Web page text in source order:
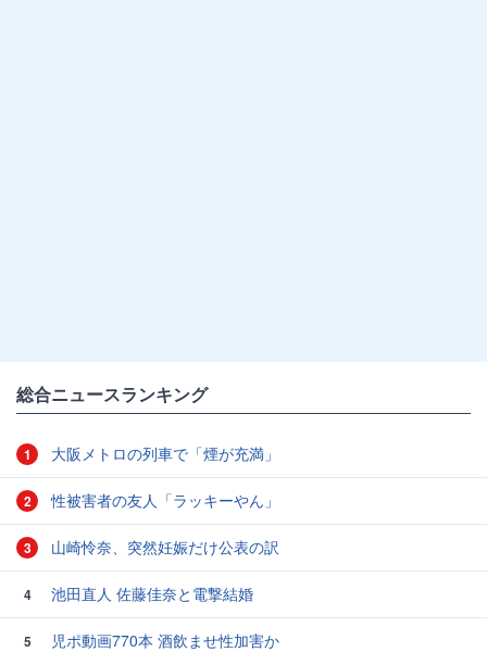
総合ニュースランキング
1 大阪メトロの列車で「煙が充満」
2 性被害者の友人「ラッキーやん」
3 山崎怜奈、突然妊娠だけ公表の訳
4 池田直人 佐藤佳奈と電撃結婚
5
児ポ動画770本 酒飲ませ性加害か